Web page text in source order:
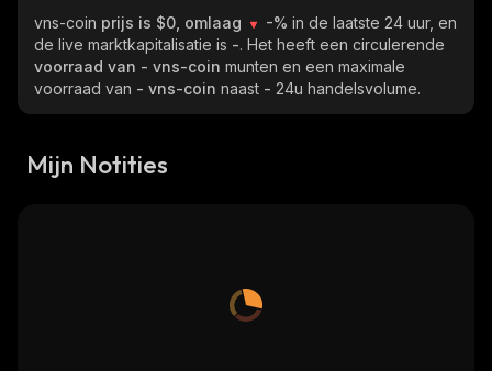
vns-coin prijs is $0, omlaag -% in de laatste 24 uur, en
de live marktkapitalisatie is -. Het heeft een circulerende
voorraad van - vns-coin munten en een maximale
voorraad van - vns-coin naast - 24u handelsvolume.
Mijn Notities